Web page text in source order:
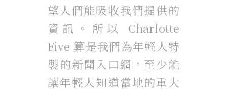
望人們能吸收我們提供的
資訊。所以 Charlotte
Five 算是我們為年輕人特
製的新聞入口網，至少能
讓年輕人知道當地的重大